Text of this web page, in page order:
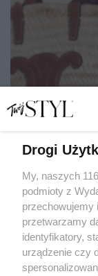
Od hitów
gorące nowości
PIĘKNE ŻYCIE
Drogi
My, naszych
podmioty z
przechowujemy
przetwarzamy
identyfikatory,
urządzenie czy